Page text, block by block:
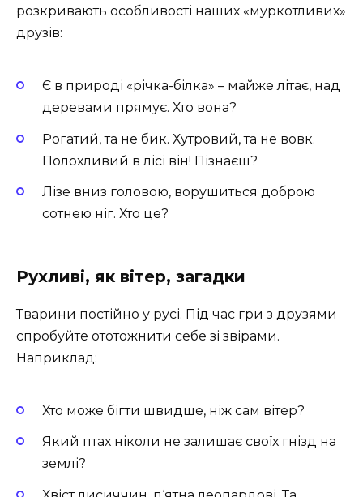
розкривають особливості наших «муркотливих»
друзів:
Є в природі «річка-білка» – майже літає, над
деревами прямує. Хто вона?
Рогатий, та не бик. Хутровий, та не вовк.
Полохливий в лісі він! Пізнаєш?
Лізе вниз головою, ворушиться доброю
сотнею ніг. Хто це?
Рухливі, як вітер, загадки
Тварини постійно у русі. Під час гри з друзями
спробуйте ототожнити себе зі звірами.
Наприклад:
Хто може бігти швидше, ніж сам вітер?
Який птах ніколи не залишає своїх гнізд на
землі?